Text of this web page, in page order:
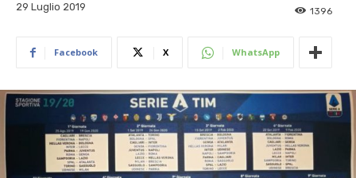
29 Luglio 2019 1396
Facebook X WhatsApp